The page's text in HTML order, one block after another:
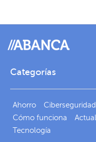
Categorías
Ahorro Ciberseguridad
Cómo funciona
Tecnología